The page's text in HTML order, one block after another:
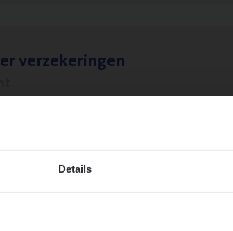
Details
verzekeringen
Mari­ne Cargo